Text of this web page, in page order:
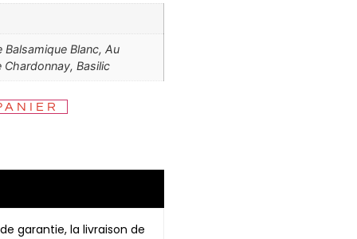
Balsamique Blanc, Au
Chardonnay, Basilic
garantie, la livraison de